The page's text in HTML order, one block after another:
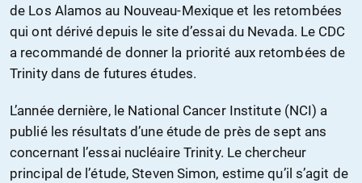
de Los Alamos au Nouveau-Mexique et les retombées
qui ont dérivé depuis le site d’essai du Nevada. Le CDC
a recommandé de donner la priorité aux retombées de
Trinity dans de futures études.
L’année dernière, le National Cancer Institute (NCI) a
publié les résultats d’une étude de près de sept ans
concernant l’essai nucléaire Trinity. Le chercheur
principal de l’étude, Steven Simon, estime qu’il s’agit de